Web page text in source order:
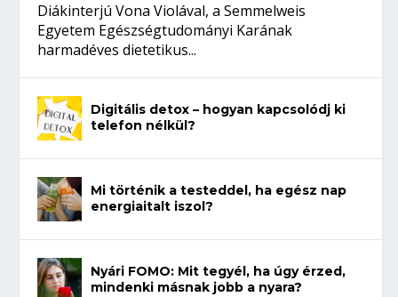
Diákinterjú Vona Violával, a Semmelweis
Egyetem Egészségtudományi Karának
harmadéves dietetikus...
Digitális detox – hogyan kapcsolódj ki
telefon nélkül?
Mi történik a testeddel, ha egész nap
energiaitalt iszol?
Nyári FOMO: Mit tegyél, ha úgy érzed,
mindenki másnak jobb a nyara?